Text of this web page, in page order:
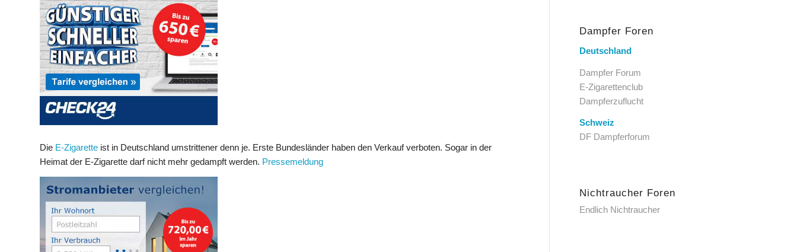
Die E-Zigarette ist in Deutschland umstrittener denn je. Erste Bundesländer haben den Verkauf verboten. Sogar in der
Heimat der E-Zigarette darf nicht mehr gedampft werden. Pressemeldung
Dampfer Foren
Deutschland
Dampfer Forum
E-Zigarettenclub
Dampferzuflucht
Schweiz
DF Dampferforum
Nichtraucher Foren
Endlich Nichtraucher